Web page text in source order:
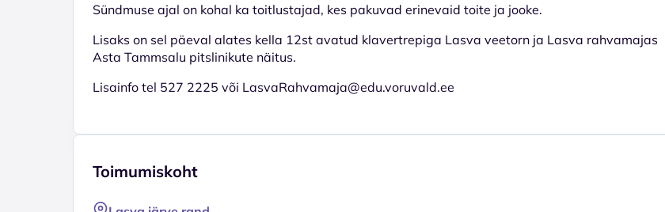
Sündmuse ajal on kohal ka toitlustajad, kes pakuvad erinevaid toite ja jooke.
Lisaks on sel päeval alates kella 12st avatud klavertrepiga Lasva veetorn ja Lasva rahvamajas
Asta Tammsalu pitslinikute näitus.
Lisainfo tel 527 2225 või LasvaRahvamaja@edu.voruvald.ee
Toimumiskoht